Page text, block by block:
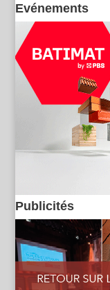
Evénements
Publicités